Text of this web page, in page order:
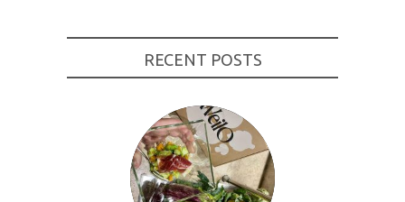
RECENT POSTS
funcionalidades